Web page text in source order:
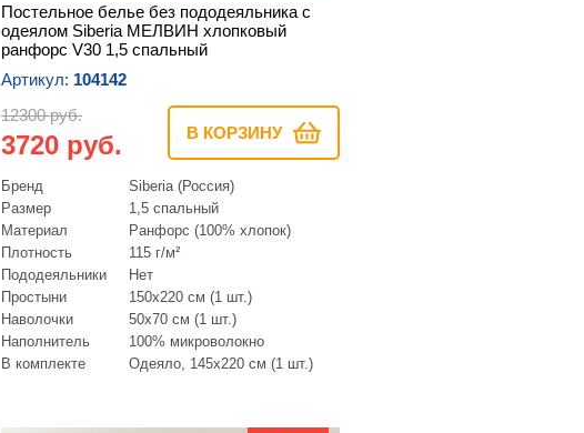
Постельное белье без пододеяльника с
одеялом Siberia МЕЛВИН хлопковый
ранфорс V30 1,5 спальный
Артикул: 104142
12300 руб.
3720 руб. В КОРЗИНУ
Бренд
Siberia (Россия)
Размер
1,5 спальный
Материал
Ранфорс (100% хлопок)
Плотность
115 г/м²
Пододеяльники
Нет
Простыни
150х220 см (1 шт.)
Наволочки
50х70 см (1 шт.)
Наполнитель
100% микроволокно
В комплекте
Одеяло, 145х220 см (1 шт.)